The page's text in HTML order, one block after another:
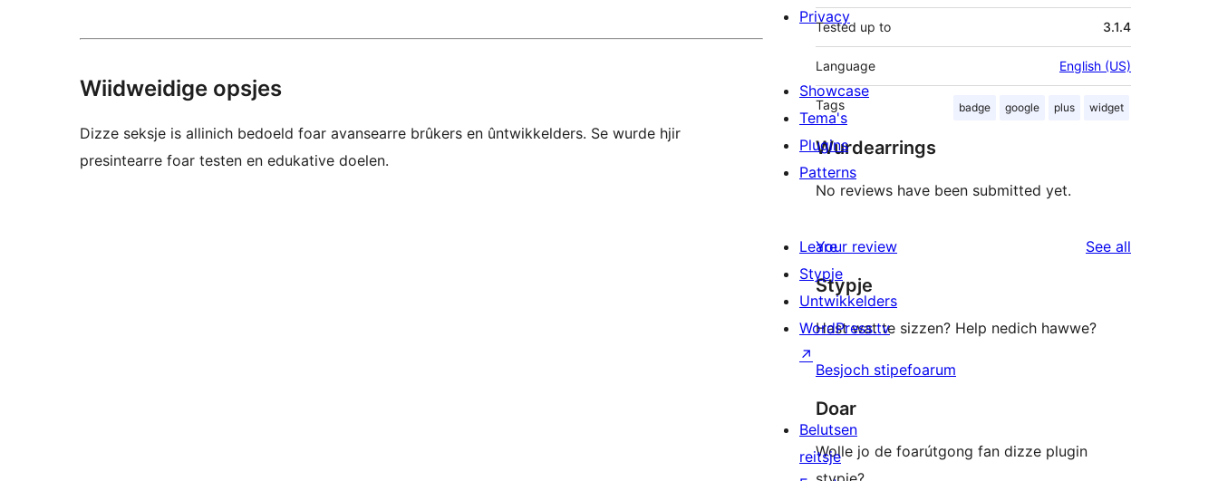
Wiidweidige opsjes
Dizze seksje is allinich bedoeld foar avansearre brûkers en ûntwikkelders. Se wurde hjir
presintearre foar testen en edukative doelen.
Tested up to 3.1.4
Language English (US)
Tags badge google plus widget
Wurdearrings
No reviews have been submitted yet.
Your review See all
Stypje
Hast wat te sizzen? Help nedich hawwe?
Besjoch stipefoarum
Doar
Wolle jo de foarútgong fan dizze plugin
Privacy
Showcase
Tema's
Plugins
Patterns
Leare
Stypje
Untwikkelders
WordPress.tv
↗
Belutsen
reitsje